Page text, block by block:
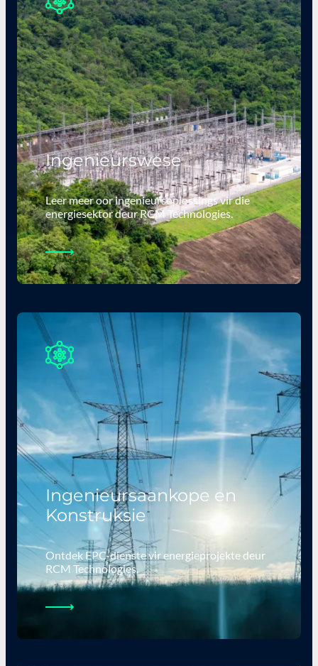
Ingenieurswese
Leer meer oor ingenieursoplossings vir die
energiesektor deur RCM Technologies.
Ingenieursaankope en
Konstruksie
Ontdek EPC-dienste vir energieprojekte deur
RCM Technologies.